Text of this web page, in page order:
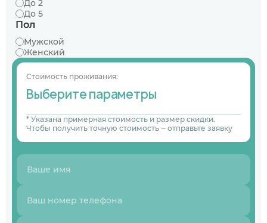
До 2
До 5
Пол
Мужской
Женский
Стоимость проживания:
Выберите параметры
* Указана примерная стоимость и размер скидки.
Чтобы получить точную стоимость ‒ отправьте заявку